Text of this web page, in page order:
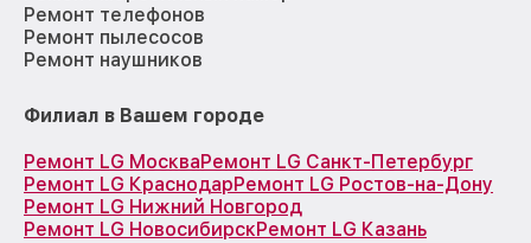
Ремонт телефонов
Ремонт пылесосов
Ремонт наушников
Филиал в Вашем городе
Ремонт LG МоскваРемонт LG Санкт-Петербург
Ремонт LG КраснодарРемонт LG Ростов-на-Дону
Ремонт LG Нижний Новгород
Ремонт LG НовосибирскРемонт LG Казань